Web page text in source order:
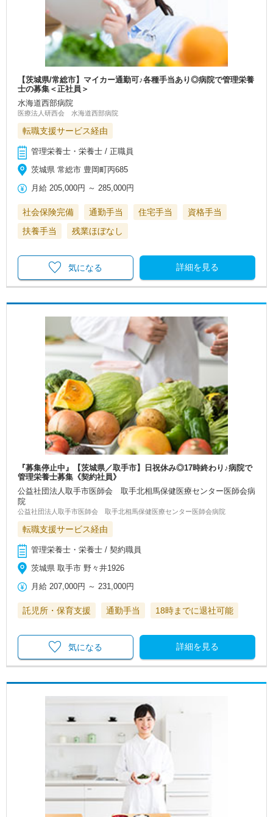
【茨城県/常総市】マイカー通勤可♪各種手当あり◎病院で管理栄養
士の募集＜正社員＞
水海道西部病院
医療法人研西会 水海道西部病院
転職支援サービス経由
管理栄養士・栄養士 / 正職員
茨城県 常総市 豊岡町丙685
月給 205,000円 ～285,000円
社会保険完備 通勤手当 住宅手当
資格手当
扶養手当
残業ほぼなし
詳細を見る
気になる
『募集停止中』【茨城県／取手市】日祝休み◎17時終わり♪病院で
管理栄養士募集《契約社員》
公益社団法人取手市医師会 取手北相馬保健医療センター医師会病
院
公益社団法人取手市医師会 取手北相馬保健医療センター医師会病院
転職支援サービス経由
管理栄養士・栄養士 / 契約職員
茨城県 取手市 野々井1926
月給 207,000円 ～ 231,000円
託児所・保育支援 通勤手当 18時までに退社可能
詳細を見る
気になる